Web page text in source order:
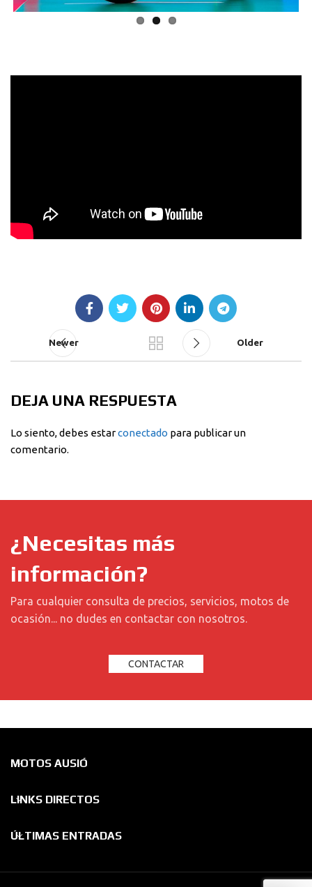
Newer Older
DEJA UNA RESPUESTA
Lo siento, debes estarconectado para publicar un
comentario.
¿Necesitas más
información?
Para cualquier consulta de precios, servicios, motos de
ocasión... no dudes en contactar con nosotros.
CONTACTAR
MOTOS AUSIÓ
LINKS DIRECTOS
ÚLTIMAS ENTRADAS